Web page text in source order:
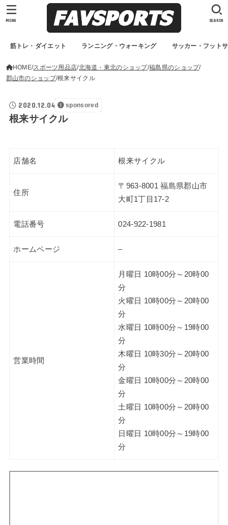
筋トレ・ダイエット ランニング・ウォーキング サッカー・フット
SEARCH
MENU
HOME スポーツ用品店 北海道・東北のショップ 福島県のショップ
郡山市のショップ 根来サイクル
2020.12.04 sponsored
根来サイクル
店舗名 根来サイクル
住所
〒963-8001 福島県郡山市
大町1丁目17-2
電話番号 024-922-1981
ホームページ –
営業時間
月曜日 10時00分～20時00
分
火曜日 10時00分～20時00
分
水曜日 10時00分～19時00
分
木曜日 10時30分～20時00
分
金曜日 10時00分～20時00
分
土曜日 10時00分～20時00
分
日曜日 10時00分～19時00
分